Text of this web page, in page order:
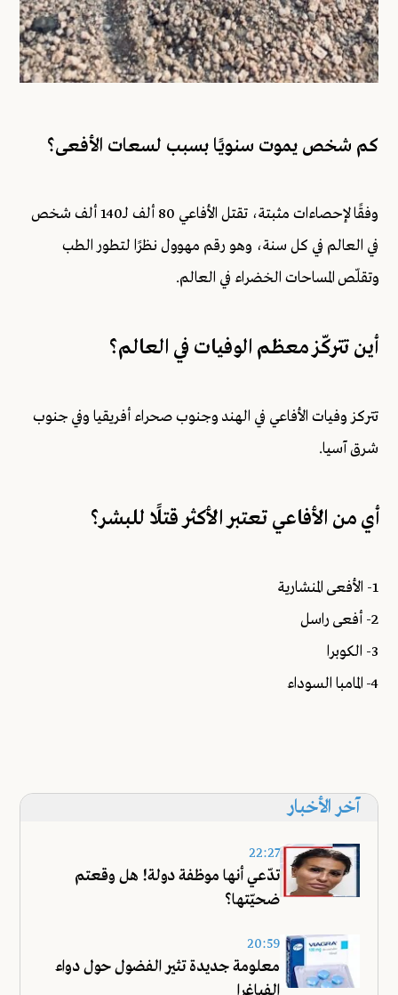
كم شخص يموت سنويًا بسبب لسعات الأفعى؟
وفقًا لإحصاءات مثبتة، تقتل الأفاعي 80 ألف لـ140 ألف شخص
في العالم في كل سنة، وهو رقم مهوول نظرًا لتطور الطب
وتقلّص المساحات الخضراء في العالم.
أين تتركّز معظم الوفيات في العالم؟
تتركز وفيات الأفاعي في الهند وجنوب صحراء أفريقيا وفي جنوب
شرق آسيا.
أي من الأفاعي تعتبر الأكثر قتلًا للبشر؟
1- الأفعى المنشارية
2- أفعى راسل
3- الكوبرا
4- المامبا السوداء
آخر الأخبار
22:27
تدّعي أنها موظفة دولة! هل وقعتم
ضحيّتها؟
20:59
معلومة جديدة تثير الفضول حول دواء